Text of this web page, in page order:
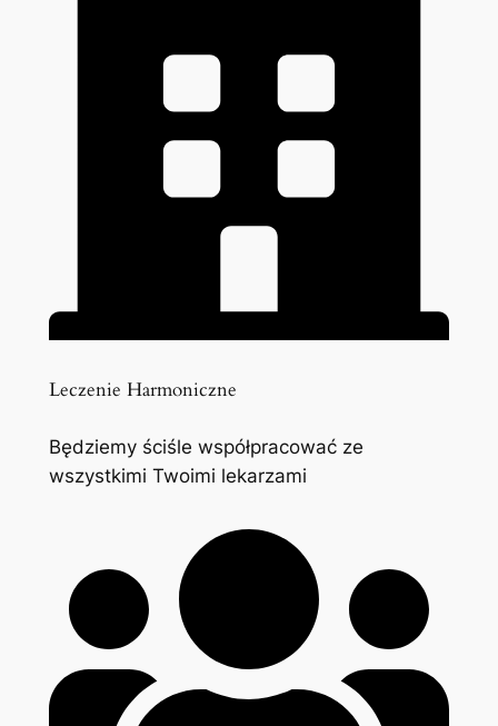
Leczenie Harmoniczne
Będziemy ściśle współpracować ze
wszystkimi Twoimi lekarzami